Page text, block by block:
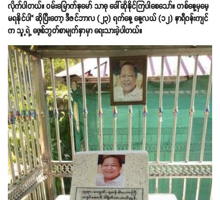
လိုက်ပါတယ်။ ဝမ်းမြောက်နုမော် သာဓု ခေါ်ဆိုနိုင်ကြပါစေသော်။ တစ်နေ့မှမေ့
မရနိုင်ပါ" ဆိုပြီးတော့ ဒီဇင်ဘာလ (၂၃) ရက်နေ့ နေ့လယ် (၁၂) နာရီဝန်းကျင်
က သူ့ရဲ့ ဖေ့စ်ဘွတ်စာမျက်နှာမှာ ရေးသားခဲ့ပါတယ်။